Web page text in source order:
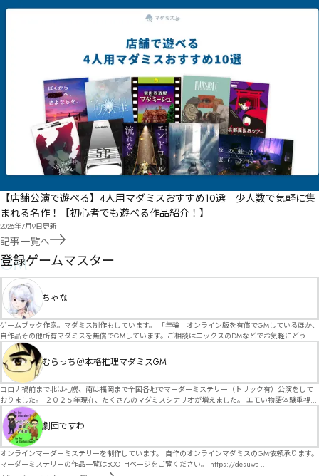
【店舗公演で遊べる】4人用マダミスおすすめ10選｜少人数で気軽に集
まれる名作！【初心者でも遊べる作品紹介！】
2026年7月9日更新
記事一覧へ
GM
登録ゲームマスター
ちゃな
ゲームブック作家。マダミス制作もしています。 「年輪」オンライン版を有償でGMしているほか、
自作品その他所有マダミスを無償でGMしています。ご相談はエックスのDMなどでお気軽にどう
ぞ。
むらっち＠本格推理マダミスGM
コロナ禍前まで北は札幌、南は福岡まで全国各地でマーダーミステリー（トリック有）公演をして
おりました。 ２０２５年現在、たくさんのマダミスシナリオが増えました。 エモい物語体験重視の
シナリオがマダミス・マーダーミステリーというジャンル名でたくさんあるため、そのようなシナ
リオは簡単に遊べます。 しかし、２～３時間ずっと考え＆議論して、見たことないトリックが解け
る閃きや犯人として逃げ切る楽しみのある本格推理マーダーミステリーを見つけることが難しくな
劇団ですわ
オンラインマーダーミステリーを制作しています。 自作のオンラインマダミスのGM依頼承ります。
マーダーミステリーの作品一覧はBOOTHページをご覧ください。 https://desuwa-